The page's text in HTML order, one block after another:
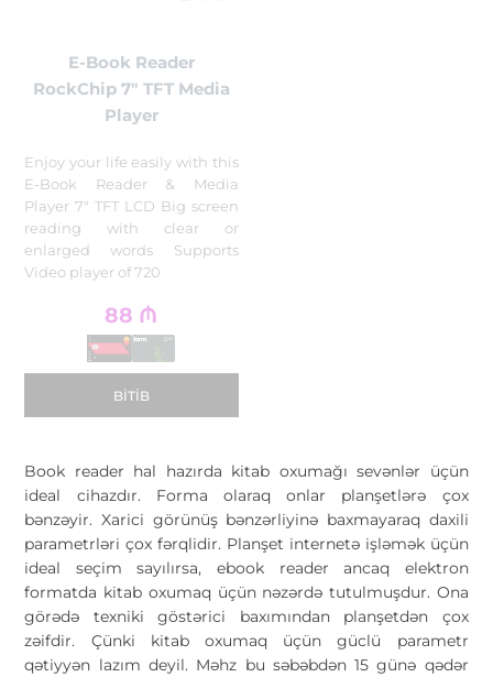
E-Book Reader
RockChip 7" TFT Media
Player
Enjoy your life easily with this
E-Book Reader & Media
Player 7" TFT LCD Big screen
reading with clear or
enlarged words Supports
Video player of 720
88 ₼
BITIB
Book reader hal hazırda kitab oxumağı sevənlər üçün
ideal cihazdır. Forma olaraq onlar planşetlərə çox
bənzəyir. Xarici görünüş bənzərliyinə baxmayaraq daxili
parametrləri çox fərqlidir. Planşet internetə işləmək üçün
ideal seçim sayılırsa, ebook reader ancaq elektron
formatda kitab oxumaq üçün nəzərdə tutulmuşdur. Ona
görədə texniki göstərici baxımından planşetdən çox
zəifdir. Çünki kitab oxumaq üçün güclü parametr
qətiyyən lazım deyil. Məhz bu səbəbdən 15 günə qədər